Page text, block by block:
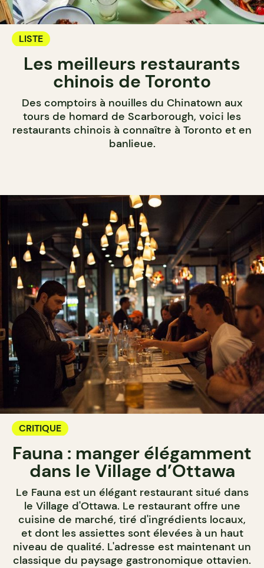
LISTE
Les meilleurs restaurants
chinois de Toronto
Des comptoirs à nouilles du Chinatown aux
tours de homard de Scarborough, voici les
restaurants chinois à connaître à Toronto et en
banlieue.
CRITIQUE
Fauna : manger élégamment
dans le Village d’Ottawa
Le Fauna est un élégant restaurant situé dans
le Village d'Ottawa. Le restaurant offre une
cuisine de marché, tiré d'ingrédients locaux,
et dont les assiettes sont élevées à un haut
niveau de qualité. L'adresse est maintenant un
classique du paysage gastronomique ottavien.